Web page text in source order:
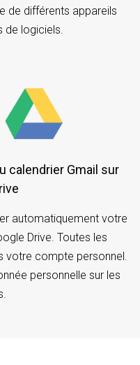
de différents appareils
de logiciels.
automatiquement votre
Drive. Toutes les
votre compte personnel.
personnelle sur les